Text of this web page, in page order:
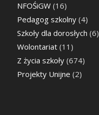
NFOŚiGW(16)
Pedagog szkolny(4)
Szkoły dla dorosłych (6)
Wolontariat(11)
Z życia szkoły(674)
Projekty Unijne (2)